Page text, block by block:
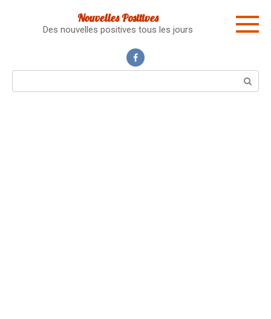
Nouvelles Positives
Des nouvelles positives tous les jours